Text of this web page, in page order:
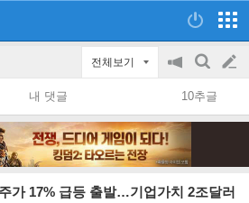
전체보기
공
지
on/off
검
색
글
쓰
내 댓글 10추글
가 17% 급등 출발…기업가치 2조달러